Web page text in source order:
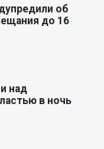
об
до 16
над
в ночь